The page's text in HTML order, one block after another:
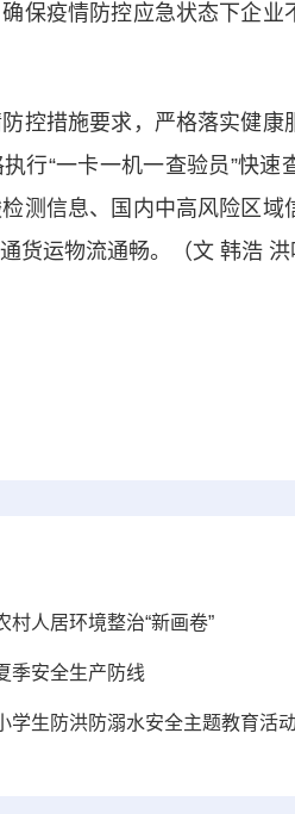
保疫情防控应急状态下企
措施要求，严格落实健康
行“一卡一机一查验员”快
测信息、国内中高风险区
货运物流通畅。（文 韩浩 洪
人居环境整治“新画卷”
季安全生产防线
学生防洪防溺水安全主题教育活